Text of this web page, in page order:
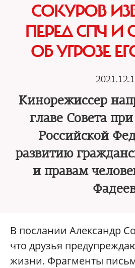
СОКУРОВ
ПЕРЕД СПЧ
ОБ УГРОЗЕ
Кинорежиссер
главе Совета
Российской
развитию
и правам
В послании Александр
что друзья
жизни. Фрагменты